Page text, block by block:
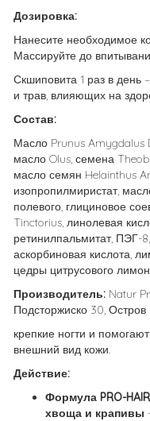
Дозировка:
Нанесите необходимое
Массируйте до
Скшиповита 1 раз в день
и трав, влияющих на
Состав:
Масло Prunus Amygdalus
масло Olus, семена
масло семян Helainthus
изопропилмиристат,
полевого, глициновое
Tinctorius, линолевая
ретинилпальмитат, ПЭГ-
аскорбиновая кислота,
цедры цитрусового
Производитель: Natur
Подсторжиско 30, Остров
крепкие ногти и
внешний вид кожи.
Действие:
Формула PRO-HAIR
хвоща и крапивы